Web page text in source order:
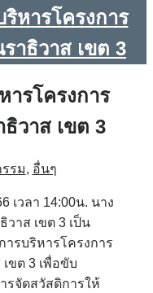
หารโครงการ
าธิวาส เขต 3
รโครงการ
วาส เขต 3
รม, อื่นๆ
เวลา 14:00น. นาง
าส เขต 3 เป็น
รบริหารโครงการ
ขต 3 เพื่อขับ
รจัดสวัสดิการให้